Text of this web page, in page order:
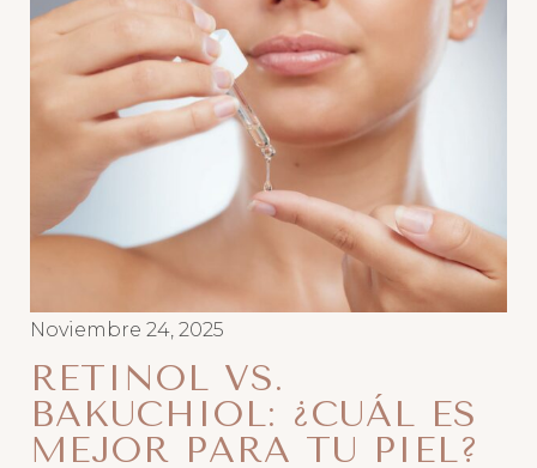
Noviembre 24, 2025
RETINOL VS.
BAKUCHIOL: ¿CUÁL ES
MEJOR PARA TU PIEL?